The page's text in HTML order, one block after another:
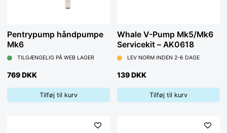
Pentrypump håndpumpe
Mk6
TILGÆNGELIG PÅ WEB LAGER
769 DKK
Tilføj til kurv
Whale V-Pump Mk5/Mk6
Servicekit – AK0618
LEV NORM INDEN 2-6 DAGE
139 DKK
Tilføj til kurv